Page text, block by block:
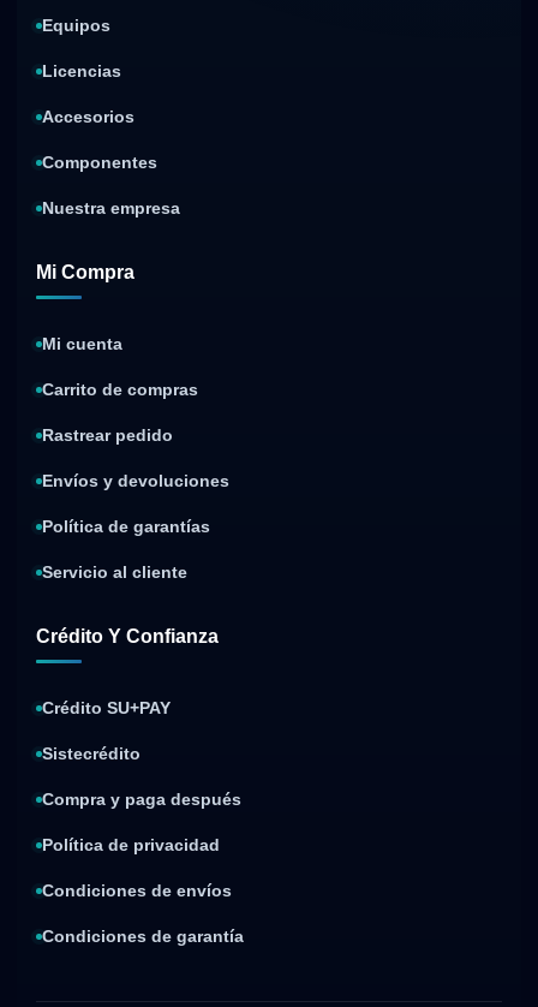
Equipos
Licencias
Accesorios
Componentes
Nuestra empresa
Mi Compra
Mi cuenta
Carrito de compras
Rastrear pedido
Envíos y devoluciones
Política de garantías
Servicio al cliente
Crédito Y Confianza
Crédito SU+PAY
Sistecrédito
Compra y paga después
Política de privacidad
Condiciones de envíos
Condiciones de garantía